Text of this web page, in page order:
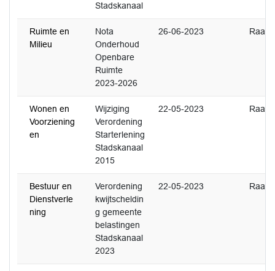
Stadskanaal
Ruimte en
Milieu
Nota
Onderhoud
Openbare
Ruimte
2023-2026
26-06-2023 Raad
Wonen en
Voorziening
en
Wijziging
Verordening
Starterlening
Stadskanaal
2015
22-05-2023 Raad
Bestuur en
Dienstverle
ning
Verordening
kwijtscheldin
g gemeente
belastingen
Stadskanaal
2023
22-05-2023 Raad